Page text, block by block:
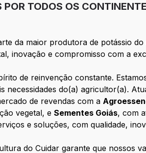
TODOS OS
da maior produtora de potássio
inovação e compromisso com a
de reinvenção constante.
do(a) agricultor(a).
de revendas com a
vegetal, eSementes Goiás, com
e soluções, com qualidade,
do Cuidar garante que nossos